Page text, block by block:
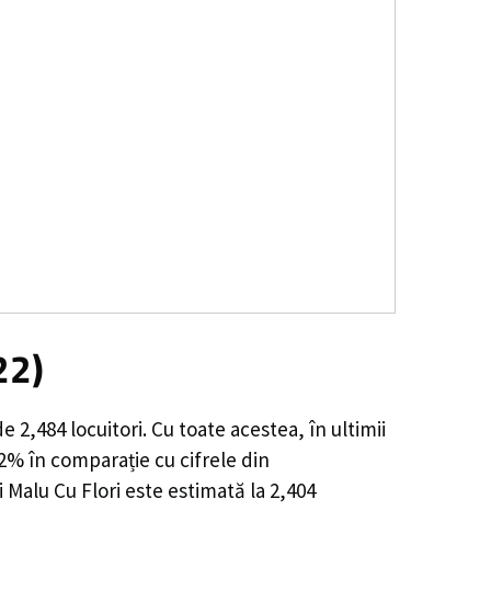
2,484locuitori. Cu toate acestea, în ultimii
în comparație cu cifrele din
Cu Flori este estimată la 2,404